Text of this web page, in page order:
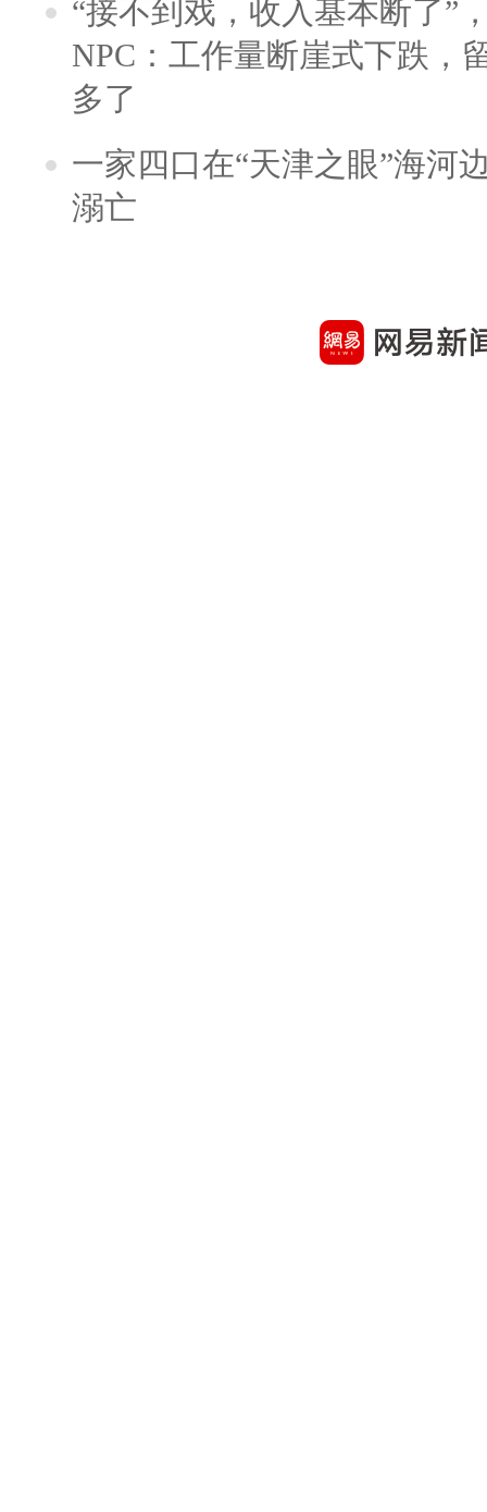
“接不到戏，收入基本断了”
NPC：工作量断崖式下跌，
多了
一家四口在“天津之眼”海河
溺亡